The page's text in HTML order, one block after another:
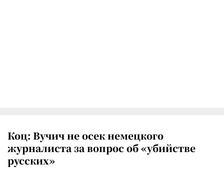
Коц: Вучич не осек немецкого
журналиста за вопрос об «убийстве
русских»